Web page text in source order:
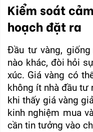
Kiểm soát
hoạch đặt ra
Đầu tư vàng,
nào khác, đòi hỏi
xúc. Giá vàng có
không ít nhà đầu tư
khi thấy giá vàng
kinh nghiệm mua
cần tin tưởng vào